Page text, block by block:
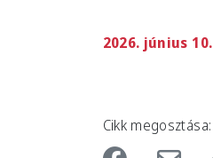
2026. június 10.
Cikk megosztása: